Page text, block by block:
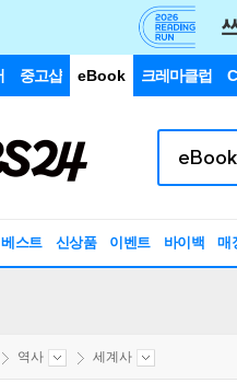
중고샵 eBook 크레마클럽
베스트 신상품 이벤트 바이백 매
역사 세계사